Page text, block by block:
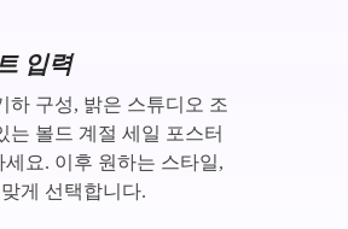
입력
하 구성, 밝은 스튜디오 조
는 볼드 계절 세일 포스터
요. 이후 원하는 스타일,
게 선택합니다.